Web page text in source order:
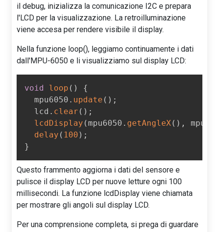
il debug, inizializza la comunicazione I2C e prepara
l'LCD per la visualizzazione. La retroilluminazione
viene accesa per rendere visibile il display.
Nella funzione loop(), leggiamo continuamente i dati
dall'MPU-6050 e li visualizziamo sul display LCD:
void loop ( )
{
  mpu6050
. update ( ) ;
  lcd
. clear ( ) ;
lcdDisplay ( mpu6050 . getAngleX( ) ,
delay ( 100 ) ;
}
Questo frammento aggiorna i dati del sensore e
pulisce il display LCD per nuove letture ogni 100
millisecondi. La funzione lcdDisplay viene chiamata
per mostrare gli angoli sul display LCD.
Per una comprensione completa, si prega di guardare